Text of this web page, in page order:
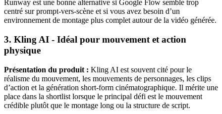
Runway est une bonne alternative si Google Flow semble trop
centré sur prompt-vers-scène et si vous avez besoin d’un
environnement de montage plus complet autour de la vidéo générée.
3. Kling AI - Idéal pour mouvement et action
physique
Présentation du produit : Kling AI est souvent cité pour le
réalisme du mouvement, les mouvements de personnages, les clips
d’action et la génération short-form cinématographique. Il mérite une
place dans la shortlist lorsque le principal défi est le mouvement
crédible plutôt que le montage long ou la structure de script.